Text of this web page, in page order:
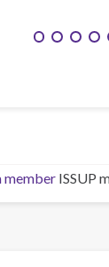
ISSUP
member